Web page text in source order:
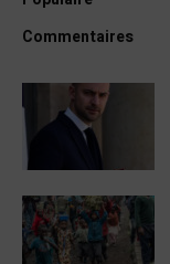
Commentaires